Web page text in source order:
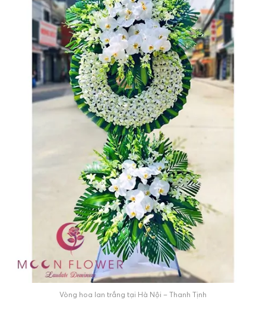
Vòng hoa lan trắng tại Hà Nội – Thanh Tịnh